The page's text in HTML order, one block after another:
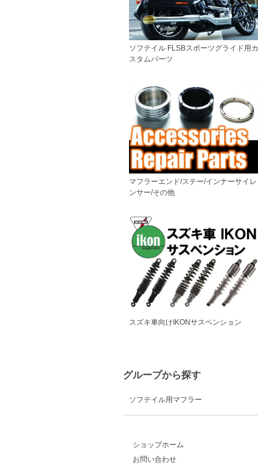
ソフテイル FLSBスポーツグライド用カ
スタムパーツ
マフラーエンド/ステー/インナーサイレ
ンサー/その他
スズキ車向けIKONサスペンション
グループから探す
ソフテイル用マフラー
ショップホーム
お問い合わせ